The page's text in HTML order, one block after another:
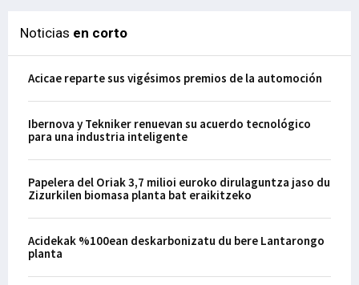
Noticias en corto
Acicae reparte sus vigésimos premios de la automoción
Ibernova y Tekniker renuevan su acuerdo tecnológico
para una industria inteligente
Papelera del Oriak 3,7 milioi euroko dirulaguntza jaso du
Zizurkilen biomasa planta bat eraikitzeko
Acidekak %100ean deskarbonizatu du bere Lantarongo
planta